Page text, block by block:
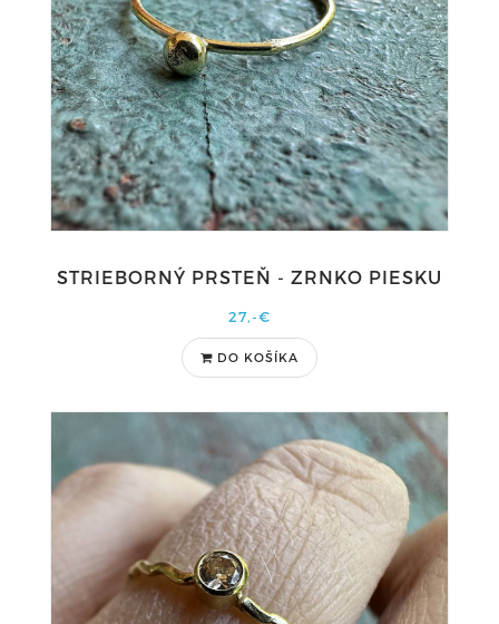
STRIEBORNÝ PRSTEŇ - ZRNKO PIESKU
27,-€
DO KOŠÍKA